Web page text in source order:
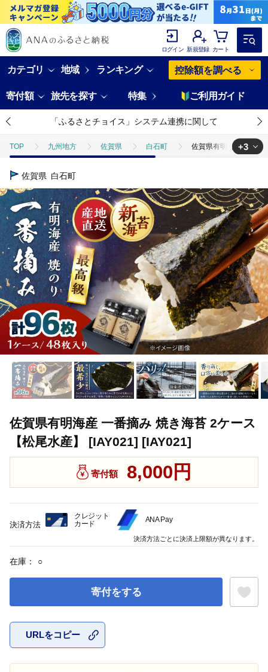
ログイン 新規登録 カート
カテゴリ 地域 ランキング 控除額を調べる
寄付額 旅先を探す 特集 ご利用ガイド
「ふるさとチョイス」システム連携に関して
TOP 九州地方 佐賀県 白石町 佐賀県有明海産 一番摘
TOP
TOP 加工食品 乾物 佐賀県有明海産 一番摘み 焼き海苔 2ケ
TOP 加工食品 乾物 ほかの乾物 佐賀県有明海産 一
+3
佐賀県 白石町
佐賀県有明海産 一番摘み 焼き海苔 2ケース
【松尾水産】 [IAY021] [IAY021]
寄付額 8,000円
在庫： ○
寄付をする
URLをコピー
決済方法
クレジット
カード
ANA Pay
決済方法ごとに決済上限額が異なります。